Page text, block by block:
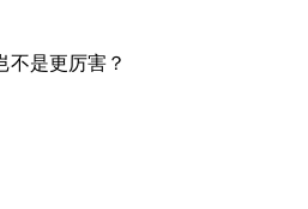
不是更厉害？